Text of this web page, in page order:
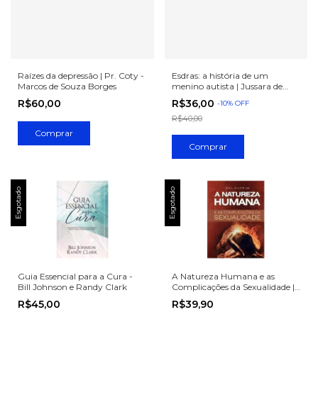
Raízes da depressão | Pr. Coty -
Marcos de Souza Borges
R$60,00
Esdras: a história de um
menino autista | Jussara de
Melo
R$36,00 -10% OFF
R$40,00
Esgotado
Guia Essencial para a Cura -
Bill Johnson e Randy Clark
R$45,00
Esgotado
A Natureza Humana e as
Complicações da Sexualidade |
Sal Cutrim
R$39,90